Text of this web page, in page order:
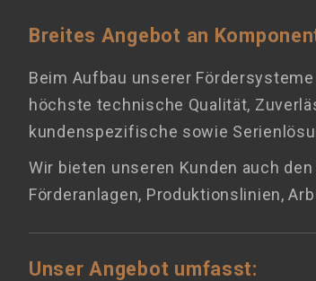
Breites Angebot an
Beim Aufbau unserer
höchste technische Qualität,
kundenspezifische sowie
Wir bieten unseren Kunden auch
Förderanlagen, Produktionslinien,
Unser Angebot umfasst: